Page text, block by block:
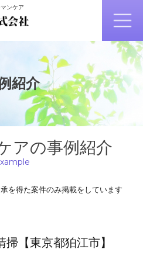
ンケア
紹介
アの事例紹介
を得た案件のみ掲載をしています
【東京都狛江市】